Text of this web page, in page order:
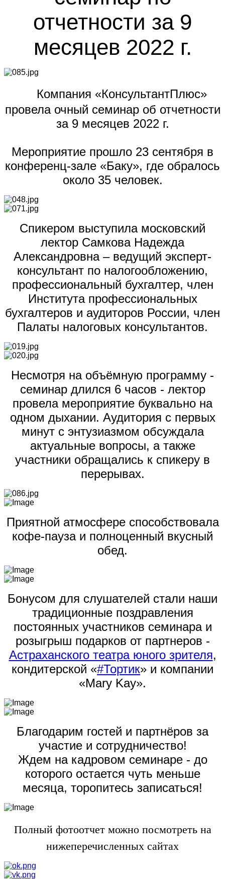
отчетности за 9
месяцев 2022 г.
Компания «КонсультантПлюс»
провела очный семинар об отчетности
за 9 месяцев 2022 г.
Мероприятие прошло 23 сентября в
конференц-зале «Баку», где обралось
около 35 человек.
Спикером выступила московский
лектор Самкова Надежда
Александровна – ведущий эксперт-
консультант по налогообложению,
профессиональный бухгалтер, член
Института профессиональных
бухгалтеров и аудиторов России, член
Палаты налоговых консультантов.
Несмотря на объёмную программу -
семинар длился 6 часов - лектор
провела мероприятие буквально на
одном дыхании. Аудитория с первых
минут с энтузиазмом обсуждала
актуальные вопросы, а также
участники обращались к спикеру в
перерывах.
Приятной атмосфере способствовала
кофе-пауза и полноценный вкусный
обед.
Бонусом для слушателей стали наши
традиционные поздравления
постоянных участников семинара и
розыгрыш подарков от партнеров -
Астраханского театра юного зрителя,
кондитерской «#Тортик» и компании
«Mary Kay».
Благодарим гостей и партнёров за
участие и сотрудничество!
Ждем на кадровом семинаре - до
которого остается чуть меньше
месяца, торопитесь записаться!
Полный фотоотчет можно посмотреть на
нижеперечисленных сайтах